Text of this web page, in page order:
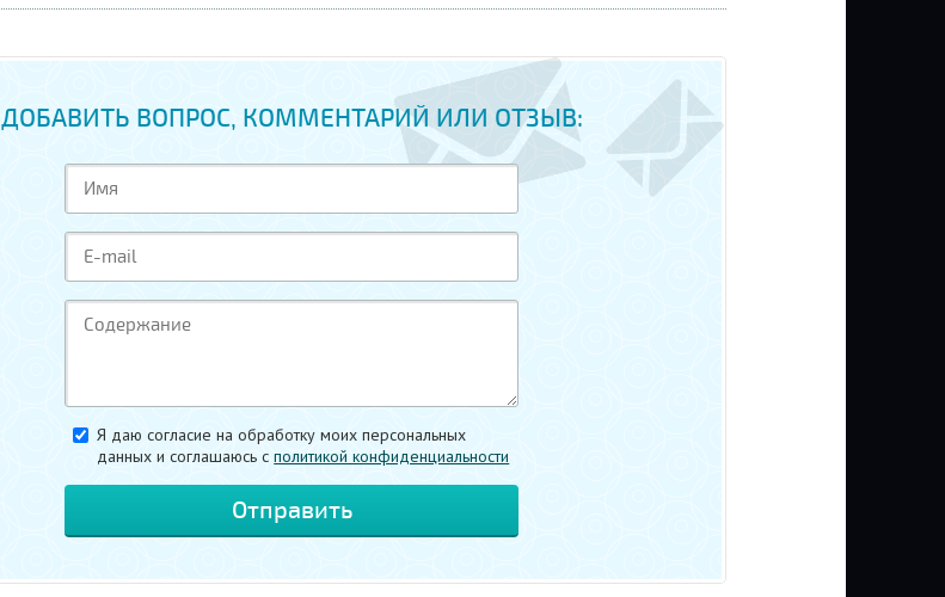
ДОБАВИТЬ ВОПРОС, КОММЕНТАРИЙ ИЛИ ОТЗЫВ:
Я даю согласие на обработку моих персональных
данных и соглашаюсь cполитикой конфиденциальности